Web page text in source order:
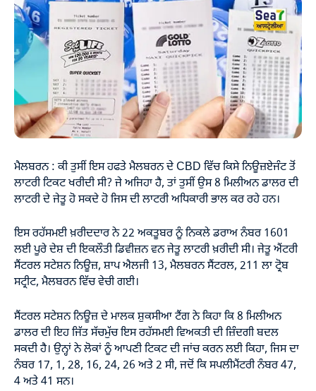
ਮੈਲਬਰਨ : ਕੀ ਤੁਸੀਂ ਇਸ ਹਫਤੇ ਮੈਲਬਰਨ ਦੇ CBD ਵਿੱਚ ਕਿਸੇ ਨਿਊਜ਼ਏਜੰਟ ਤੋਂ
ਲਾਟਰੀ ਟਿਕਟ ਖਰੀਦੀ ਸੀ? ਜੇ ਅਜਿਹਾ ਹੈ, ਤਾਂ ਤੁਸੀਂ ਉਸ 8 ਮਿਲੀਅਨ ਡਾਲਰ ਦੀ
ਲਾਟਰੀ ਦੇ ਜੇਤੂ ਹੋ ਸਕਦੇ ਹੋ ਜਿਸ ਦੀ ਲਾਟਰੀ ਅਧਿਕਾਰੀ ਭਾਲ ਕਰ ਰਹੇ ਹਨ।
ਇਸ ਰਹੱਸਮਈ ਖ਼ਰੀਦਦਾਰ ਨੇ 22 ਅਕਤੂਬਰ ਨੂੰ ਨਿਕਲੇ ਡਰਾਅ ਨੰਬਰ 1601
ਲਈ ਪੂਰੇ ਦੇਸ਼ ਦੀ ਇਕਲੌਤੀ ਡਿਵੀਜ਼ਨ ਵਨ ਜੇਤੂ ਲਾਟਰੀ ਖ਼ਰੀਦੀ ਸੀ। ਜੇਤੂ ਐਂਟਰੀ
ਸੈਂਟਰਲ ਸਟੇਸ਼ਨ ਨਿਊਜ਼, ਸ਼ਾਪ ਐਲਜੀ 13, ਮੈਲਬਰਨ ਸੈਂਟਰਲ, 211 ਲਾ ਟ੍ਰੋਬ
ਸਟ੍ਰੀਟ, ਮੈਲਬਰਨ ਵਿੱਚ ਵੇਚੀ ਗਈ।
ਸੈਂਟਰਲ ਸਟੇਸ਼ਨ ਨਿਊਜ਼ ਦੇ ਮਾਲਕ ਸ਼ੁਕਸੀਆ ਟੈਂਗ ਨੇ ਕਿਹਾ ਕਿ 8 ਮਿਲੀਅਨ
ਡਾਲਰ ਦੀ ਇਹ ਜਿੱਤ ਸੱਚਮੁੱਚ ਇਸ ਰਹੱਸਮਈ ਵਿਅਕਤੀ ਦੀ ਜ਼ਿੰਦਗੀ ਬਦਲ
ਸਕਦੀ ਹੈ। ਉਨ੍ਹਾਂ ਨੇ ਲੋਕਾਂ ਨੂੰ ਆਪਣੀ ਟਿਕਟ ਦੀ ਜਾਂਚ ਕਰਨ ਲਈ ਕਿਹਾ, ਜਿਸ ਦਾ
ਨੰਬਰ 17, 1, 28, 16, 24, 26 ਅਤੇ 2 ਸੀ, ਜਦੋਂ ਕਿ ਸਪਲੀਮੈਂਟਰੀ ਨੰਬਰ 47,
4 ਅਤੇ 41 ਸਨ।